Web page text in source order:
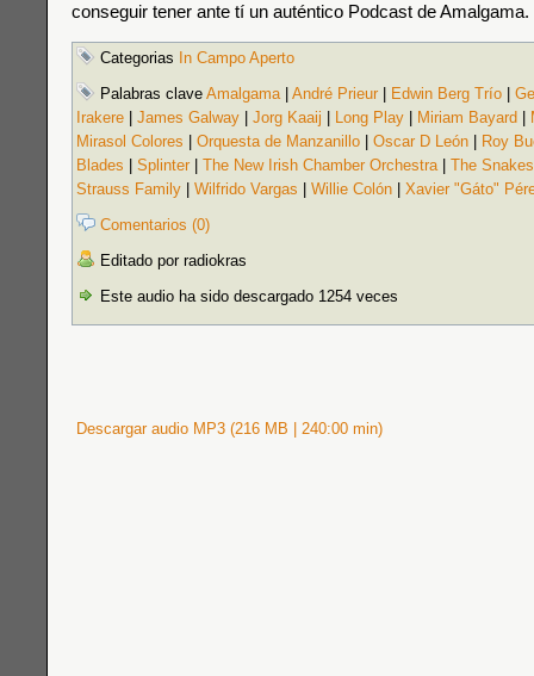
conseguir tener ante tí un auténtico Podcast de Amalgama.
Categorias In Campo Aperto
Palabras clave Amalgama| André Prieur Edwin Berg Trío
Irakere
James Galway Jorg Kaaij Long Play Miriam Bayard
Mirasol Colores
Orquesta de Manzanillo Oscar D León
Roy
Blades
Splinter The New Irish Chamber Orchestra| The
Strauss Family
Wilfrido Vargas Willie Colón
Xavier "Gáto"
Comentarios (0)
Editado por radiokras
Este audio ha sido descargado 1254 veces
Descargar audio MP3 (216 MB | 240:00 min)